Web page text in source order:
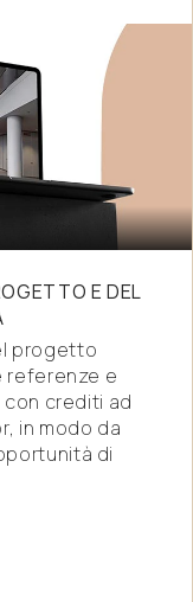
E DEL
progetto
referenze e
crediti ad
in modo da
di